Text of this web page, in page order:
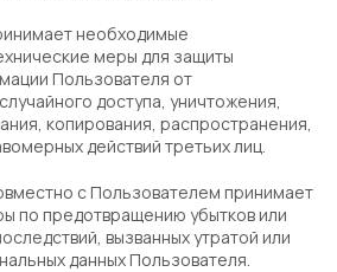
необходимые
меры для защиты
Пользователя от
доступа, уничтожения,
копирования, распространения,
действий третьих лиц.
с Пользователем принимает
по предотвращению убытков или
вызванных утратой или
данных Пользователя.